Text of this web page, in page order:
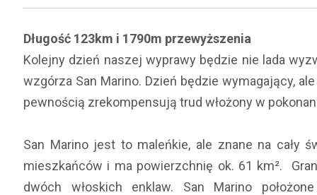
Długość 123km i 1790m przewyższenia
Kolejny dzień naszej wyprawy będzie nie lada
wzgórza San Marino. Dzień będzie wymagający,
pewnością zrekompensują trud włożony w
San Marino jest to maleńkie, ale znane na cały
mieszkańców i ma powierzchnię ok. 61 km².
dwóch włoskich enklaw. San Marino